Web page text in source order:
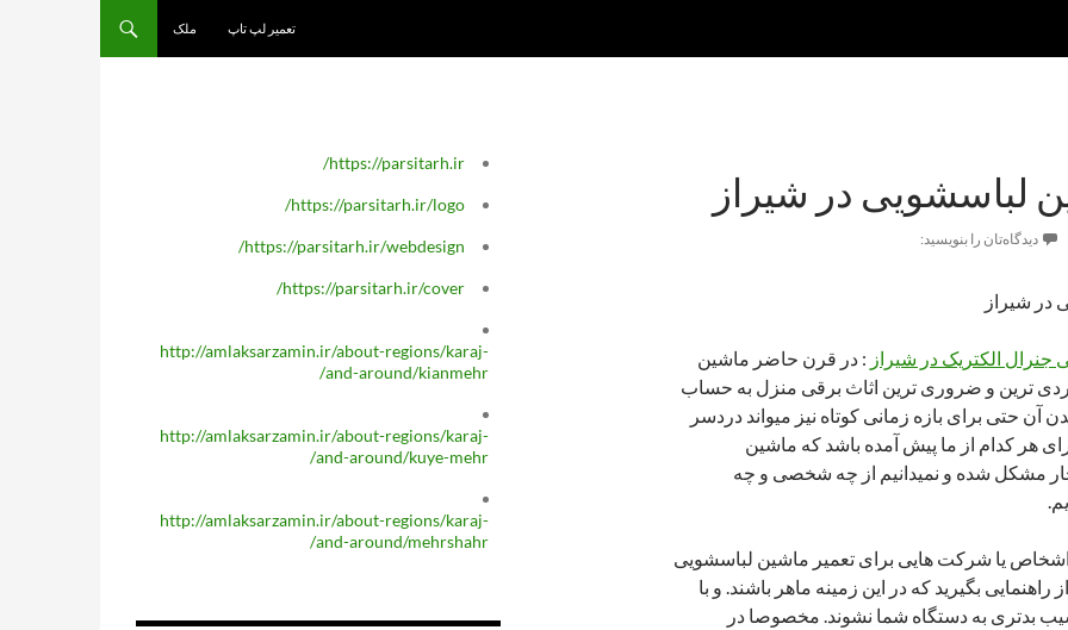
تعمیر لپ تاپ ملک
لباسشویی در شیراز
دیدگاه‌تان را بنویسید:
در شیراز
الکتریک در شیراز : در قرن حاضر ماشین
ترین و ضروری ترین اثاث برقی منزل به حساب
حتی برای بازه زمانی کوتاه نیز میواند دردسر
هر کدام از ما پیش آمده باشد که ماشین
مشکل شده و نمیدانیم از چه شخصی و چه
اشخاص یا شرکت هایی برای تعمیر ماشین لباسشویی
راهنمایی بگیرید که در این زمینه ماهر باشند. و با
بدتری به دستگاه شما نشوند. مخصوصا در
https://parsitarh.ir/
https://parsitarh.ir/logo/
https://parsitarh.ir/webdesign/
https://parsitarh.ir/cover/
http://amlaksarzamin.ir/about-regions/karaj-
and-around/kianmehr/
http://amlaksarzamin.ir/about-regions/karaj-
and-around/kuye-mehr/
http://amlaksarzamin.ir/about-regions/karaj-
and-around/mehrshahr/